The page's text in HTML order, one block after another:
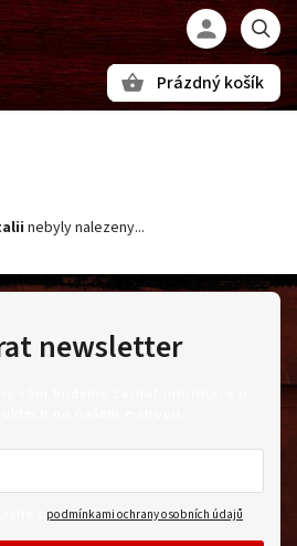
Prázdný košík
nebyly nalezeny...
newsletter
podmínkami ochrany osobních údajů